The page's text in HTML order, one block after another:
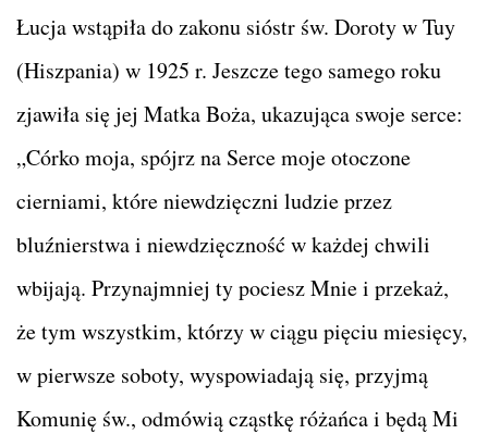
Łucja wstąpiła do zakonu sióstr św. Doroty w Tuy
(Hiszpania) w 1925 r. Jeszcze tego samego roku
zjawiła się jej Matka Boża, ukazująca swoje serce:
„Córko moja, spójrz na Serce moje otoczone
cierniami, które niewdzięczni ludzie przez
bluźnierstwa i niewdzięczność w każdej chwili
wbijają. Przynajmniej ty pociesz Mnie i przekaż,
że tym wszystkim, którzy w ciągu pięciu miesięcy,
w pierwsze soboty, wyspowiadają się, przyjmą
Komunię św., odmówią cząstkę różańca i będą Mi